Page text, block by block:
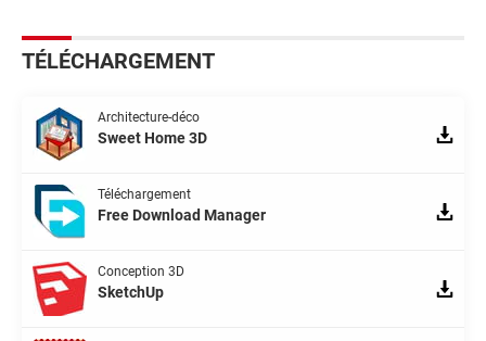
TÉLÉCHARGEMENT
Architecture-déco
Sweet Home 3D
Téléchargement
Free Download Manager
Conception 3D
SketchUp